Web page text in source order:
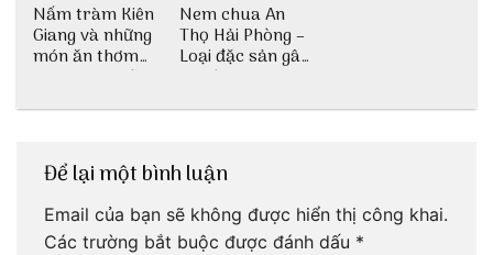
Nấm tràm Kiên
Giang và những
món ăn thơm
ngon khó cưỡng
Nem chua An
Thọ Hải Phòng –
Loại đặc sản gây
nghiện
Để lại một bình luận
Email của bạn sẽ không được hiển thị công khai.
Các trường bắt buộc được đánh dấu *